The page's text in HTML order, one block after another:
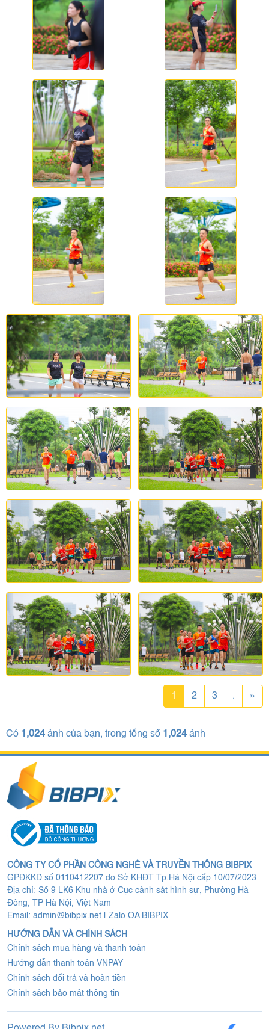
1 2 3 . »
Có 1,024 ảnh của bạn, trong tổng số 1,024 ảnh
CÔNG TY CỔ PHẦN CÔNG NGHỆ VÀ TRUYỀN THÔNG BIBPIX
GPĐKKD số 0110412207 do Sở KHĐT Tp.Hà Nội cấp 10/07/2023
Địa chỉ: Số 9 LK6 Khu nhà ở Cục cảnh sát hình sự, Phường Hà
Đông, TP Hà Nội, Việt Nam
Email: admin@bibpix.net Zalo OA BIBPIX
HƯỚNG DẪN VÀ CHÍNH SÁCH
Chính sách mua hàng và thanh toán
Hướng dẫn thanh toán VNPAY
Chính sách đổi trả và hoàn tiền
Chính sách bảo mật thông tin